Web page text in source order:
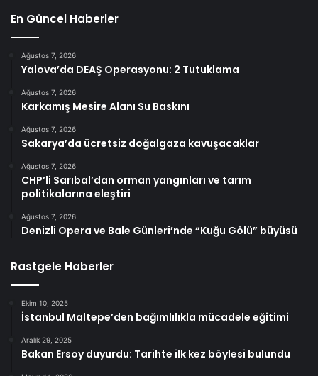
En Güncel Haberler
Ağustos 7, 2026
Yalova’da DEAŞ Operasyonu: 2 Tutuklama
Ağustos 7, 2026
Karkamış Mesire Alanı Su Baskını
Ağustos 7, 2026
Sakarya’da ücretsiz doğalgaza kavuşacaklar
Ağustos 7, 2026
CHP’li Sarıbal’dan orman yangınları ve tarım
politikalarına eleştiri
Ağustos 7, 2026
Denizli Opera ve Bale Günleri’nde “Kuğu Gölü” büyüsü
Rastgele Haberler
Ekim 10, 2025
İstanbul Maltepe’den bağımlılıkla mücadele eğitimi
Aralık 29, 2025
Bakan Ersoy duyurdu: Tarihte ilk kez böylesi bulundu